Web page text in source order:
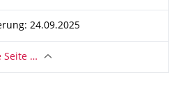
24.09.2025
Seite …